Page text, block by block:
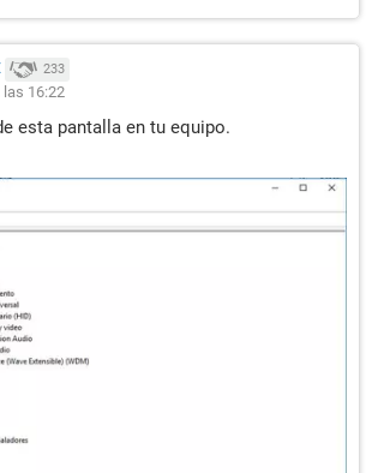
233
16:22
esta pantalla en tu equipo.